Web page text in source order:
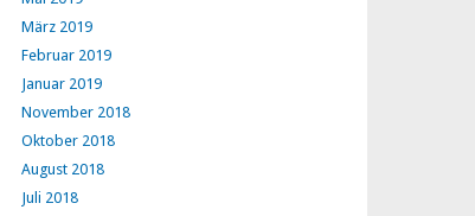
März 2019
Februar 2019
Januar 2019
November 2018
Oktober 2018
August 2018
Juli 2018